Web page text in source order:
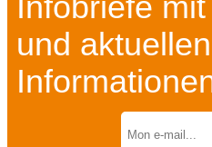
und aktuellen